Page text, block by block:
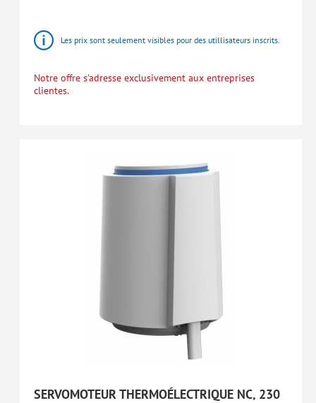
Les prix sont seulement visibles pour des utillisateurs inscrits.
Notre offre s'adresse exclusivement aux entreprises
clientes.
SERVOMOTEUR THERMOÉLECTRIQUE NC, 230